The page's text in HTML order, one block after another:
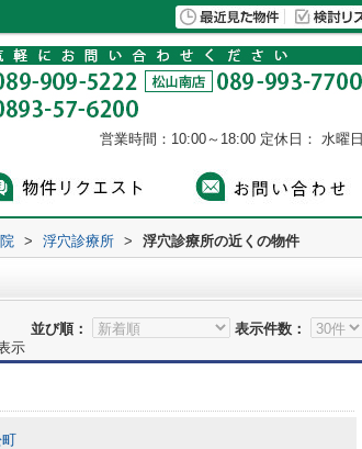
営業時間：10:00～18:00 定休日： 水曜日
> 浮穴診療所 > 浮穴診療所の近くの物件
並び順： 表示件数：
示